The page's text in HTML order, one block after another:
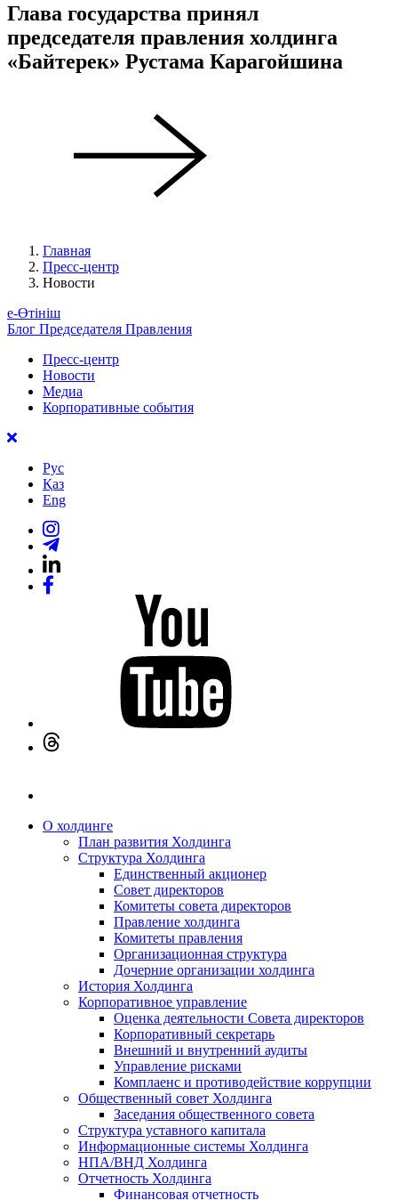
Глава государства принял
председателя правления холдинга
«Байтерек» Рустама Карагойшина
Главная
Пресс-центр
Новости
е-Өтініш
Блог Председателя Правления
Пресс-центр
Новости
Медиа
Корпоративные события
Рус
Қаз
Eng
О холдинге
План развития Холдинга
Структура Холдинга
Единственный акционер
Совет директоров
Комитеты совета директоров
Правление холдинга
Комитеты правления
Организационная структура
Дочерние организации холдинга
История Холдинга
Корпоративное управление
Оценка деятельности Совета директоров
Корпоративный секретарь
Внешний и внутренний аудиты
Управление рисками
Комплаенс и противодействие коррупции
Общественный совет Холдинга
Заседания общественного совета
Структура уставного капитала
Информационные системы Холдинга
НПА/ВНД Холдинга
Отчетность Холдинга
Финансовая отчетность